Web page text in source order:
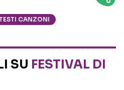
CANZONI
SU FESTIVAL DI